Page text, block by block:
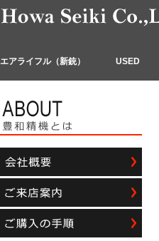
エアライフル（新銃） USED